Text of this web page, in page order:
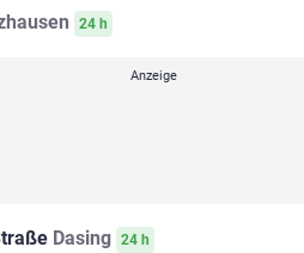
24 h
Dasing 24 h